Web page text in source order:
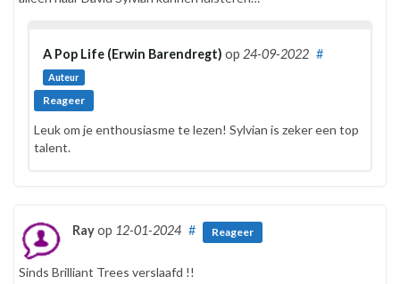
A Pop Life (Erwin Barendregt) op 24-09-2022
Auteur
#
Reageer
Leuk om je enthousiasme te lezen! Sylvian is zeker een top
talent.
Rayop 12-01-2024 # Reageer
Sinds Brilliant Trees verslaafd !!